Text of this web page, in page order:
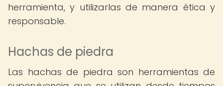
herramienta, y utilizarlas de manera ética y
responsable.
Hachas de piedra
Las hachas de piedra son herramientas de